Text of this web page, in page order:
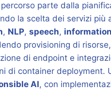
percorso parte dalla
la scelta dei servizi più
, NLP, speech,
provisioning di
di endpoint e
di container deployment.
AI, con